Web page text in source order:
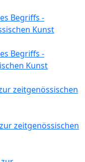
Begriffs -
Kunst
Begriffs -
Kunst
zeitgenössischen
zeitgenössischen